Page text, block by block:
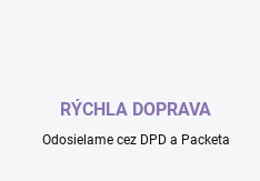
RÝCHLA DOPRAVA
Odosielame cez DPD a Packeta